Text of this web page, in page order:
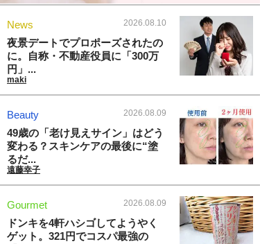
News 2026.08.10
夜景デートでプロポーズされたの
に。自称・不動産役員に「300万
円」...
maki
Beauty 2026.08.09
49歳の「老け見えサイン」はどう
変わる？スキンケアの最後に“塗
るだ...
遠藤幸子
Gourmet 2026.08.09
ドンキを4軒ハシゴしてようやく
ゲット。321円でコスパ最強の